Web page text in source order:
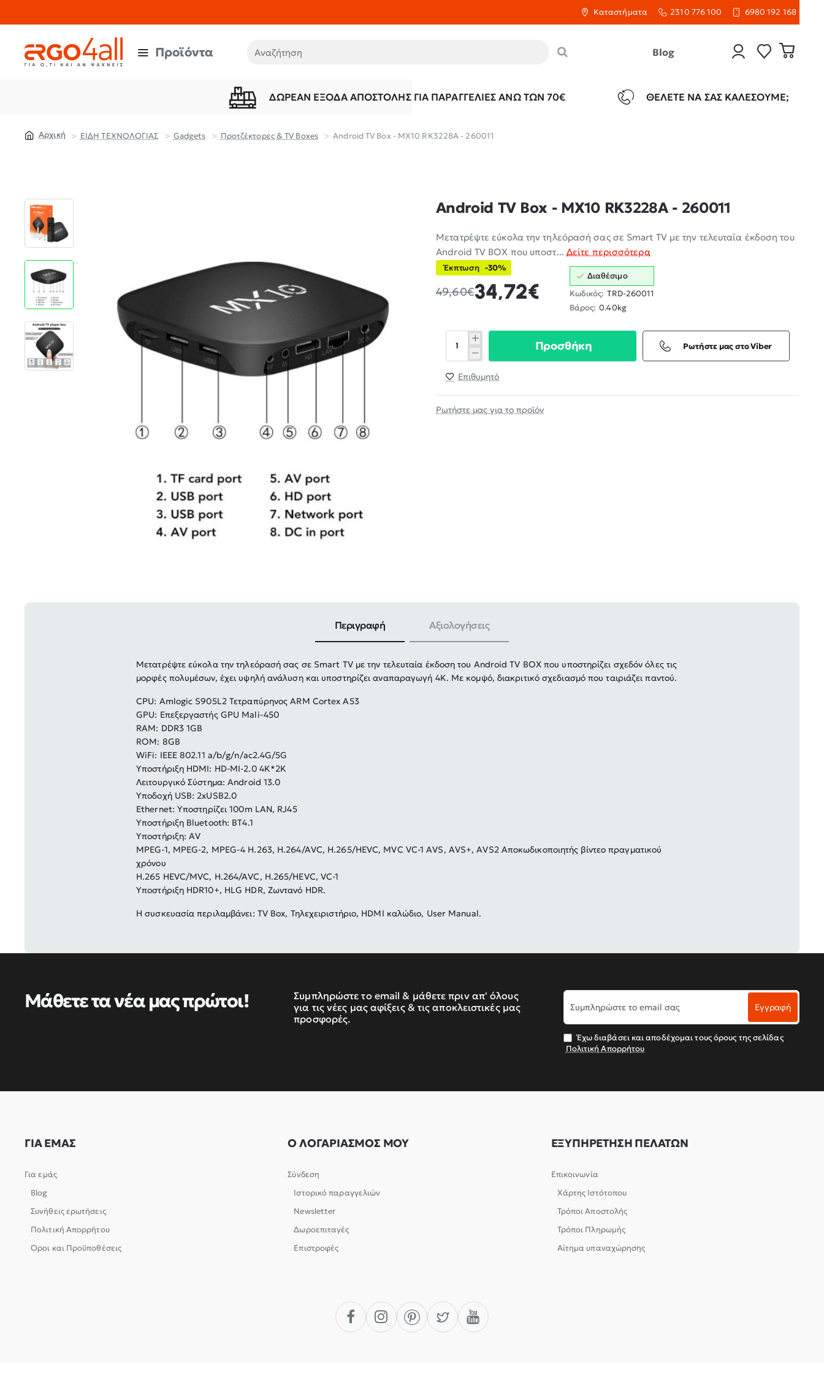
Καταστήματα 2310 776 100 6980 192 168
Προϊόντα Αναζήτηση Blog
ΔΩΡΕΆΝ ΈΞΟΔΑ ΑΠΟΣΤΟΛΉΣ ΓΙΑ ΠΑΡΑΓΓΕΛΊΕΣ ΆΝΩ ΤΩΝ 70€ ΘΈΛΕΤΕ ΝΑ ΣΑΣ ΚΑΛΈΣΟΥΜΕ;
ΕΙΔΗ ΤΕΧΝΟΛΟΓΙΑΣ Gadgets Προτζέκτορες & TV Boxes Android TV Box - MX10 RK3228A - 260011
Android TV Box - MX10 RK3228A - 260011
Μετατρέψτε εύκολα την τηλεόρασή σας σε Smart TV με την τελευταία έκδοση του
Android TV BOX που υποστ... Δείτε περισσότερα
Έκπτωση -30%
34,72€
49,60€
Διαθέσιμο
Κωδικός: TRD-260011
Βάρος: 0.40kg
Προσθήκη Ρωτήστε μας στο Viber
Επιθυμητό
Ρωτήστε μας για το προϊόν
Περιγραφή Αξιολογήσεις
Μετατρέψτε εύκολα την τηλεόρασή σας σε Smart TV με την τελευταία έκδοση του Android TV BOX που υποστηρίζει σχεδόν όλες τις
μορφές πολυμέσων, έχει υψηλή ανάλυση και υποστηρίζει αναπαραγωγή 4K. Με κομψό, διακριτικό σχεδιασμό που ταιριάζει παντού.
CPU: Amlogic S905L2 Τετραπύρηνος ARM Cortex A53
GPU: Επεξεργαστής GPU Mali-450
RAM: DDR3 1GB
ROM: 8GB
WiFi: IEEE 802.11 a/b/g/n/ac2.4G/5G
Υποστήριξη HDMI: HD-MI-2.0 4K*2K
Λειτουργικό Σύστημα: Android 13.0
Υποδοχή USB: 2xUSB2.0
Ethernet: Υποστηρίζει 100m LAN, RJ45
Υποστήριξη Bluetooth: BT4.1
Υποστήριξη: AV
MPEG-1, MPEG-2, MPEG-4 H.263, H.264/AVC, H.265/HEVC, MVC VC-1 AVS, AVS+, AVS2 Αποκωδικοποιητής βίντεο πραγματικού
χρόνου
H.265 HEVC/MVC, H.264/AVC, H.265/HEVC, VC-1
Υποστήριξη HDR10+, HLG HDR, Ζωντανό HDR.
Η συσκευασία περιλαμβάνει: TV Box, Τηλεχειριστήριο, HDMI καλώδιο, User Manual.
Μάθετε τα νέα μας πρώτοι!
Συμπληρώστε το email & μάθετε πριν απ' όλους
για τις νέες μας αφίξεις & τις αποκλειστικές μας
προσφορές.
Συμπληρώστε
το
email
σας
Εγγραφή
Έχω διαβάσει και αποδέχομαι τους όρους της σελίδας
Πολιτική Απορρήτου
ΓΙΑ ΕΜΑΣ
Για εμάς
Blog
Συνήθεις ερωτήσεις
Πολιτική Απορρήτου
Όροι και Προϋποθέσεις
Ο ΛΟΓΑΡΙΑΣΜΟΣ ΜΟΥ
Σύνδεση
Ιστορικό παραγγελιών
Newsletter
Δωροεπιταγές
Επιστροφές
ΕΞΥΠΗΡΕΤΗΣΗ ΠΕΛΑΤΩΝ
Επικοινωνία
Χάρτης Ιστότοπου
Τρόποι Αποστολής
Τρόποι Πληρωμής
Αίτημα υπαναχώρησης